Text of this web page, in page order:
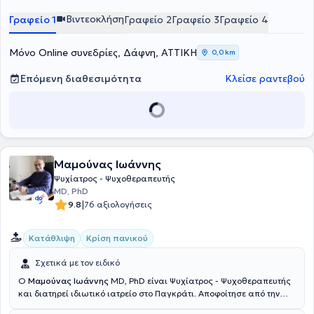
Γραφείο 1 ΒιντεοκλήσηΓραφείο 2Γραφείο 3Γραφείο 4
Μόνο Online συνεδρίες, Δάφνη, ΑΤΤΙΚΗ 0,0 km
Επόμενη διαθεσιμότητα Κλείσε ραντεβού
Μαμούνας Ιωάννης
Ψυχίατρος - Ψυχοθεραπευτής
MD, PhD
9.8|76 αξιολογήσεις
Κατάθλιψη Κρίση πανικού
Σχετικά με τον ειδικό
Ο Μαμούνας Ιωάννης MD, PhD είναι Ψυχίατρος - Ψυχοθεραπευτής
και διατηρεί ιδιωτικό ιατρείο στο Παγκράτι. Αποφοίτησε από την